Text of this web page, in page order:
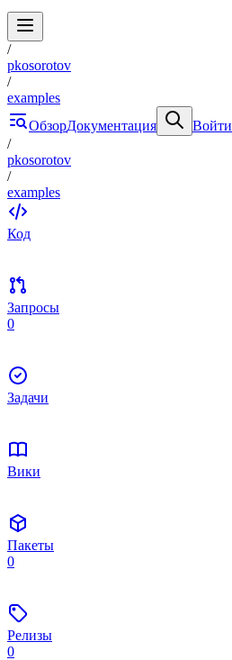
/
pkosorotov
/
examples
ОбзорДокументация
Войти
/
pkosorotov
/
examples
Код
Запросы
0
Задачи
Вики
Пакеты
0
Релизы
0